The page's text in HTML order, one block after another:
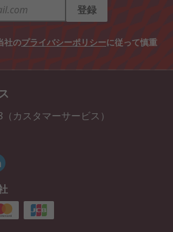
登録
社のプライバシーポリシーに従って慎重
カスタマーサービス）